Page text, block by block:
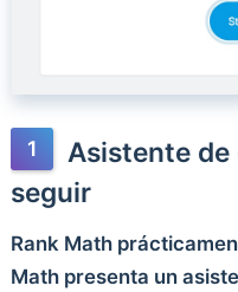
Asistente
seguir
Rank Math
Math presenta un